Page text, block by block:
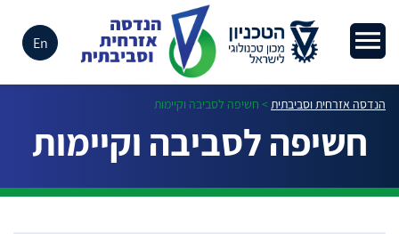
En
הנדסה אזרחית וסביבתית> חשיפה לסביבה וקיימות
חשיפה לסביבה וקיימות